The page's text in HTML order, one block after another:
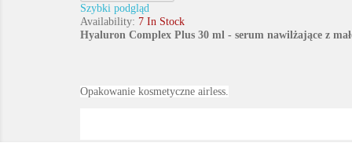
Szybki podgląd
Availability: 7 In Stock
Hyaluron Complex Plus 30 ml - serum nawilżające z
Opakowanie kosmetyczne airless.